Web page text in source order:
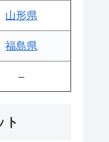
山形県
福島県
–
ト